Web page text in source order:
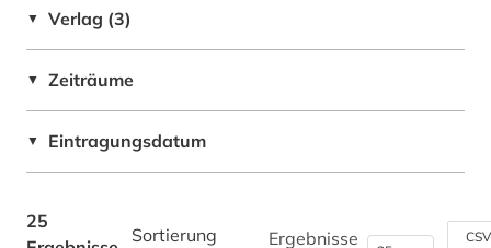
pädagogik (1)
race (1)
schweden (1)
▼ Verlag (3)
▼ Zeiträume
▼ Eintragungsdatum
25
Sortierung
Ergebnisse